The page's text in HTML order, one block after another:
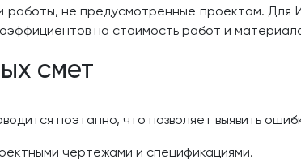
не предусмотренные проектом. Для
на стоимость работ и
смет
поэтапно, что позволяет выявить
чертежами и спецификациями.